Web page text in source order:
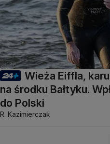
Wieża Eiffla,
na środku Bałtyku.
do Polski
R. Kazimierczak